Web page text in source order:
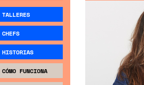
TALLERES
CHEFS
HISTORIAS
CÓMO FUNCIONA